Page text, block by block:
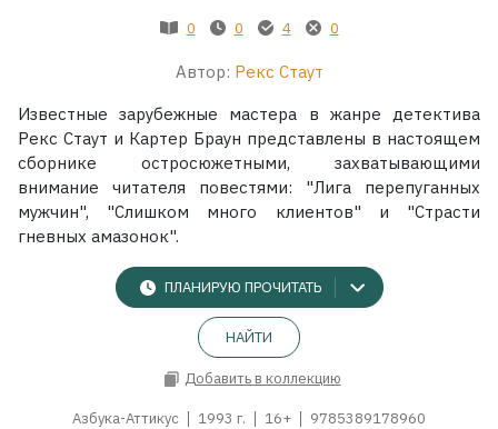
0 0 4 0
Автор: Рекс Стаут
Известные зарубежные мастера в жанре детектива
Рекс Стаут и Картер Браун представлены в настоящем
сборнике остросюжетными, захватывающими
внимание читателя повестями: "Лига перепуганных
мужчин", "Слишком много клиентов" и "Страсти
гневных амазонок".
ПЛАНИРУЮ ПРОЧИТАТЬ
НАЙТИ
Добавить в коллекцию
Азбука-Аттикус 1993 г. 16+ 9785389178960